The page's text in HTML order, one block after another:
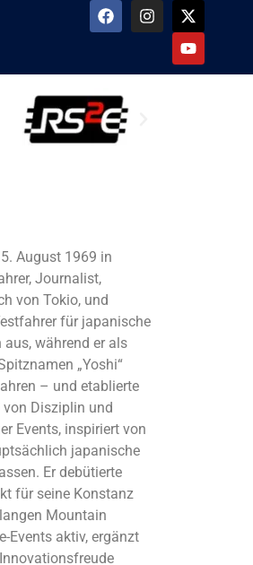
August 1969 in
Journalist,
von Tokio, und
für japanische
während er als
„Yoshi“
– und etablierte
von Disziplin und
Events, inspiriert von
japanische
Er debütierte
für seine Konstanz
Mountain
Events aktiv, ergänzt